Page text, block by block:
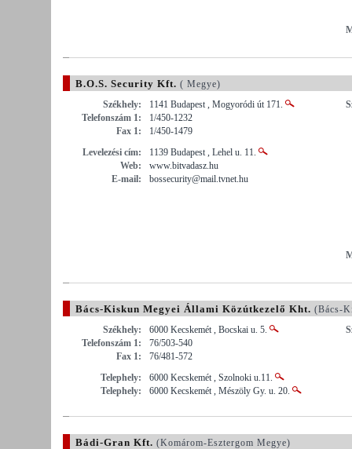
B.O.S. Security Kft. ( Megye)
Székhely:
1141 Budapest , Mogyoródi út 171.
Telefonszám 1:
1/450-1232
Fax 1:
1/450-1479
Levelezési cím:
1139 Budapest , Lehel u. 11.
Web:
www.bitvadasz.hu
E-mail:
bossecurity@mail.tvnet.hu
Bács-Kiskun Megyei Állami Közútkezelő Kht. (Bács-
Székhely:
6000 Kecskemét , Bocskai u. 5.
Telefonszám 1:
76/503-540
Fax 1:
76/481-572
Telephely:
6000 Kecskemét , Szolnoki u.11.
Telephely:
6000 Kecskemét , Mészöly Gy. u. 20.
Bádi-Gran Kft. (Komárom-Esztergom Megye)